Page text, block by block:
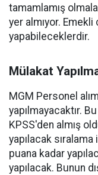
tamamlamış
yer almıyor.
yapabileceklerdir.
Mülakat
MGM Personel
yapılmayacaktır.
KPSS'den almış
yapılacak
puana kadar
yapılacak. Bunun